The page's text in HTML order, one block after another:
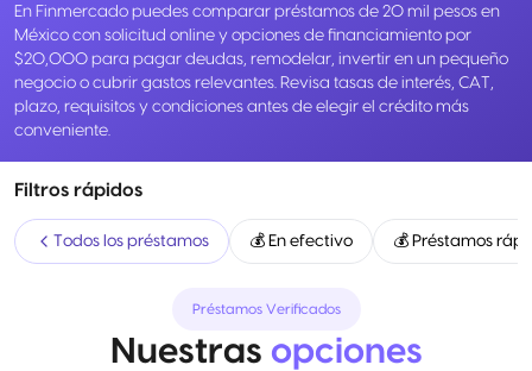
En Finmercado puedes comparar préstamos de 20 mil pesos en
México con solicitud online y opciones de financiamiento por
$20,000 para pagar deudas, remodelar, invertir en un pequeño
negocio o cubrir gastos relevantes. Revisa tasas de interés, CAT,
plazo, requisitos y condiciones antes de elegir el crédito más
conveniente.
Filtros rápidos
Todos los préstamos 💰 En efectivo 💰 Préstamos
Préstamos Verificados
Nuestras opciones